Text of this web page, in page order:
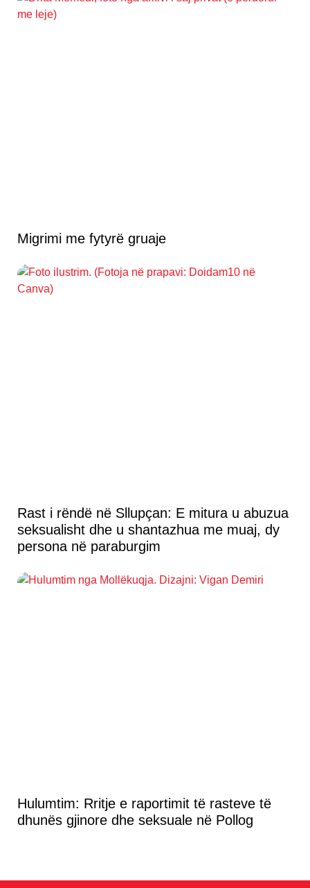
Migrimi me fytyrë gruaje
Rast i rëndë në Sllupçan: E mitura u abuzua
seksualisht dhe u shantazhua me muaj, dy
persona në paraburgim
Hulumtim: Rritje e raportimit të rasteve të
dhunës gjinore dhe seksuale në Pollog